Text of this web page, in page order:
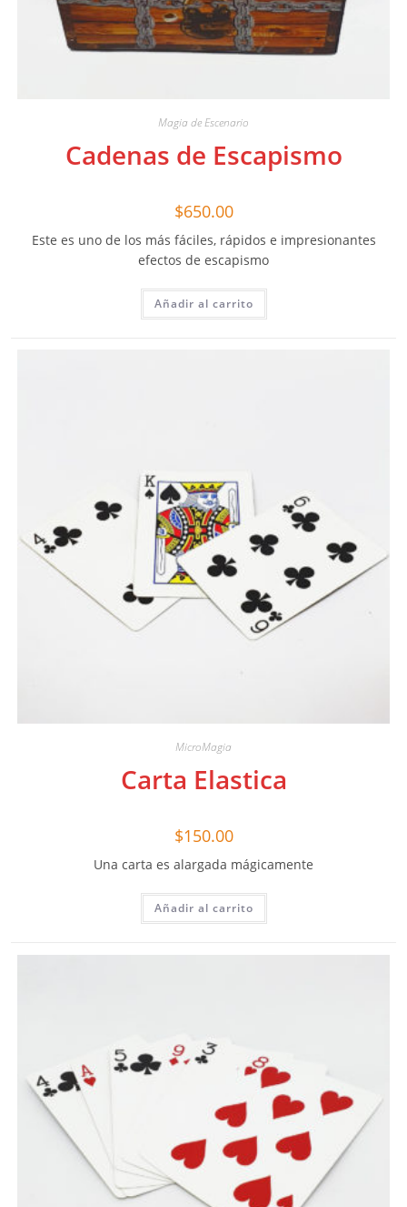
Magia de Escenario
Cadenas de Escapismo
$650.00
Este es uno de los más fáciles, rápidos e impresionantes
efectos de escapismo
Añadir al carrito
MicroMagia
Carta Elastica
$150.00
Una carta es alargada mágicamente
Añadir al carrito